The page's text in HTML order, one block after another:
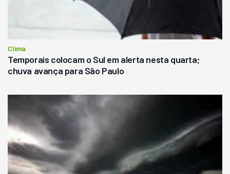
Clima
Temporais colocam o Sul em alerta nesta quarta;
chuva avança para São Paulo